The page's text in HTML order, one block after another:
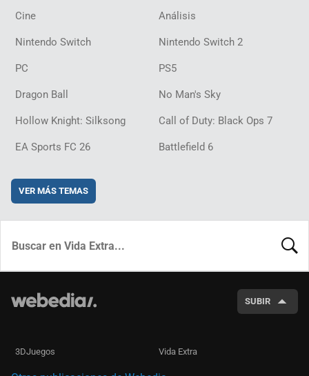
Cine Análisis
Nintendo Switch Nintendo Switch 2
PC PS5
Dragon Ball No Man's Sky
Hollow Knight: Silksong Call of Duty: Black Ops 7
EA Sports FC 26 Battlefield 6
VER MÁS TEMAS
SUBIR
3DJuegos Vida Extra